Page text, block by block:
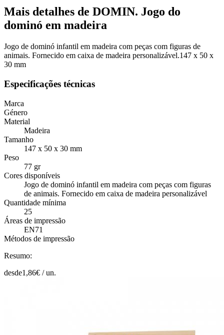
Mais detalhes de DOMIN. Jogo do
dominó em madeira
Jogo de dominó infantil em madeira com peças com figuras de
animais. Fornecido em caixa de madeira personalizável.147 x 50 x
30 mm
Especificações técnicas
Marca
Género
Material
Madeira
Tamanho
147 x 50 x 30 mm
Peso
77 gr
Cores disponíveis
Jogo de dominó infantil em madeira com peças com figuras
de animais. Fornecido em caixa de madeira personalizável
Quantidade mínima
25
Áreas de impressão
EN71
Métodos de impressão
Resumo:
desde1,86€ /un.